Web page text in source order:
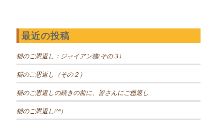
最近の投稿
猫のご恩返し：ジャイアン猫(その３)
猫のご恩返し（その２）
猫のご恩返しの続きの前に、皆さんにご恩返し
猫のご恩返し(^^)